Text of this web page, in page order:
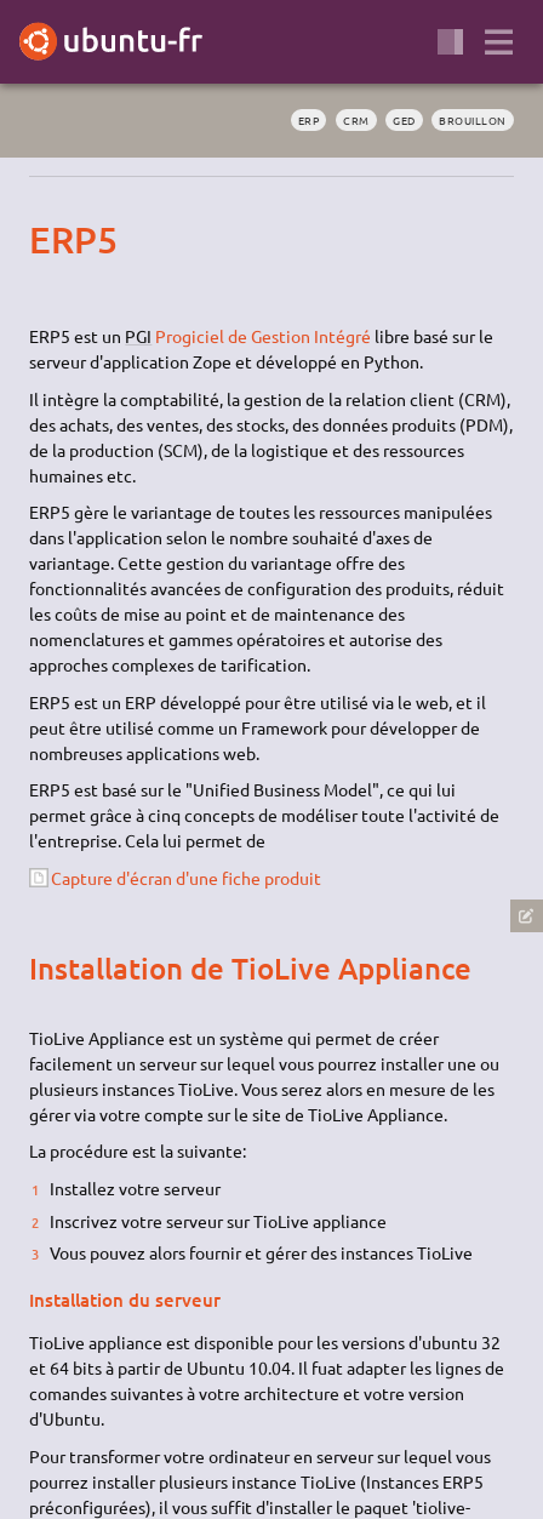
ERP CRM GED BROUILLON
ERP5
ERP5 est un PGI Progiciel de Gestion Intégré libre basé sur le
serveur d'application Zope et développé en Python.
Il intègre la comptabilité, la gestion de la relation client (CRM),
des achats, des ventes, des stocks, des données produits (PDM),
de la production (SCM), de la logistique et des ressources
humaines etc.
ERP5 gère le variantage de toutes les ressources manipulées
dans l'application selon le nombre souhaité d'axes de
variantage. Cette gestion du variantage offre des
fonctionnalités avancées de configuration des produits, réduit
les coûts de mise au point et de maintenance des
nomenclatures et gammes opératoires et autorise des
approches complexes de tarification.
ERP5 est un ERP développé pour être utilisé via le web, et il
peut être utilisé comme un Framework pour développer de
nombreuses applications web.
ERP5 est basé sur le "Unified Business Model", ce qui lui
permet grâce à cinq concepts de modéliser toute l'activité de
l'entreprise. Cela lui permet de
Capture d'écran d'une fiche produit
Installation de TioLive Appliance
TioLive Appliance est un système qui permet de créer
facilement un serveur sur lequel vous pourrez installer une ou
plusieurs instances TioLive. Vous serez alors en mesure de les
gérer via votre compte sur le site de TioLive Appliance.
La procédure est la suivante:
Installez votre serveur
Inscrivez votre serveur sur TioLive appliance
Vous pouvez alors fournir et gérer des instances TioLive
Installation du serveur
TioLive appliance est disponible pour les versions d'ubuntu 32
et 64 bits à partir de Ubuntu 10.04. Il fuat adapter les lignes de
comandes suivantes à votre architecture et votre version
d'Ubuntu.
Pour transformer votre ordinateur en serveur sur lequel vous
pourrez installer plusieurs instance TioLive (Instances ERP5
préconfigurées), il vous suffit d'installer le paquet 'tiolive-